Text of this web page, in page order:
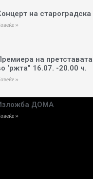
на староградска
»
на
‘ржта” 16.07. -20.00 ч.
»
ДОМА
»